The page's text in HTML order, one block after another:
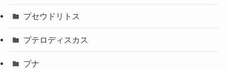
プセウドリトス
プテロディスカス
プナ